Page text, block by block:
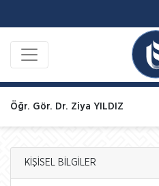
Öğr. Gör. Dr. Ziya YILDIZ
KİŞİSEL BİLGİLER